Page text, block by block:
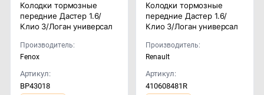
Колодки тормозные
передние Дастер 1.6/
Клио 3/Логан универсал
Производитель:
Fenox
Артикул:
BP43018
Колодки тормозные
передние Дастер 1.6/
Клио 3/Логан универсал
Производитель:
Renault
Артикул:
410608481R